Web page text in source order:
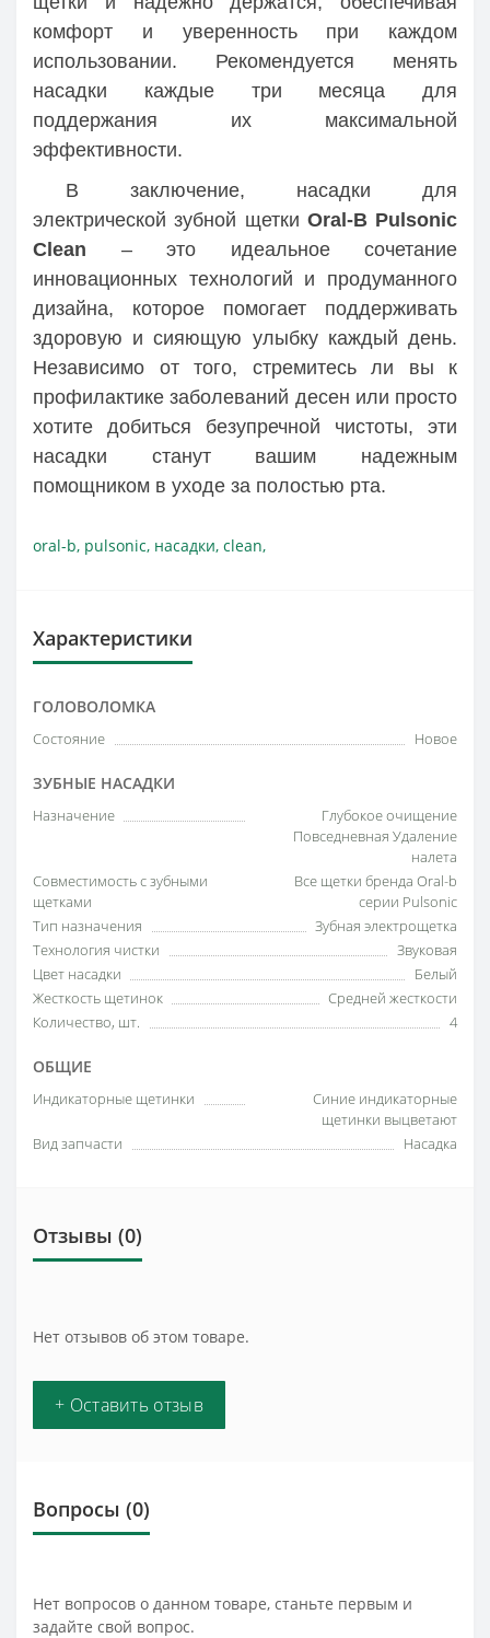
комфорт и уверенность при каждом
использовании. Рекомендуется менять
насадки каждые три месяца для
поддержания их максимальной
эффективности.
В заключение, насадки для
электрической зубной щетки Oral-B Pulsonic
Clean – это идеальное сочетание
инновационных технологий и продуманного
дизайна, которое помогает поддерживать
здоровую и сияющую улыбку каждый день.
Независимо от того, стремитесь ли вы к
профилактике заболеваний десен или просто
хотите добиться безупречной чистоты, эти
насадки станут вашим надежным
помощником в уходе за полостью рта.
oral-b, pulsonic, насадки, clean,
Характеристики
ГОЛОВОЛОМКА
Состояние Новое
ЗУБНЫЕ НАСАДКИ
Назначение
Глубокое очищение
Повседневная Удаление
налета
Совместимость с зубными
щетками
Все щетки бренда Oral-b
серии Pulsonic
Тип назначения
Зубная электрощетка
Технология чистки
Звуковая
Цвет насадки
Белый
Жесткость щетинок
Средней жесткости
Количество, шт.
4
ОБЩИЕ
Индикаторные щетинки
Синие индикаторные
щетинки выцветают
Вид запчасти
Насадка
Отзывы (0)
Нет отзывов об этом товаре.
+ Оставить отзыв
Вопросы (0)
Нет вопросов о данном товаре, станьте первым и
задайте свой вопрос.